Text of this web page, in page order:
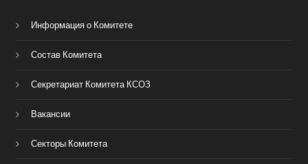
Информация о Комитете
Состав Комитета
Секретариат Комитета КСОЗ
Вакансии
Секторы Комитета